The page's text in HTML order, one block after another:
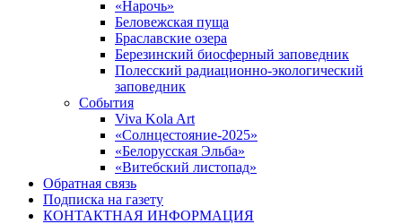
«Нарочь»
Беловежская пуща
Браславские озера
Березинский биосферный заповедник
Полесский радиационно-экологический
заповедник
События
Viva Kola Art
«Солнцестояние-2025»
«Белорусская Эльба»
«Витебский листопад»
Обратная связь
Подписка на газету
КОНТАКТНАЯ ИНФОРМАЦИЯ